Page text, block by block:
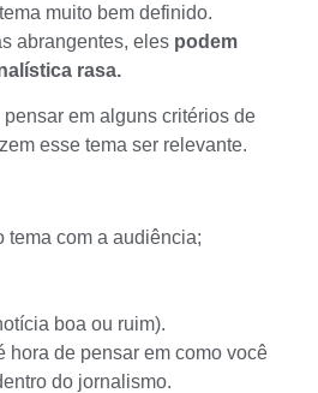
muito bem definido.
abrangentes, eles podem
rasa.
pensar em alguns critérios de
esse tema ser relevante.
tema com a audiência;
boa ou ruim).
hora de pensar em como você
do jornalismo.